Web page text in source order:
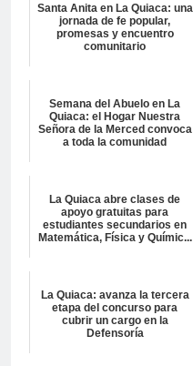
Santa Anita en La Quiaca: una
jornada de fe popular,
promesas y encuentro
comunitario
Semana del Abuelo en La
Quiaca: el Hogar Nuestra
Señora de la Merced convoca
a toda la comunidad
La Quiaca abre clases de
apoyo gratuitas para
estudiantes secundarios en
Matemática, Física y Químic...
La Quiaca: avanza la tercera
etapa del concurso para
cubrir un cargo en la
Defensoría